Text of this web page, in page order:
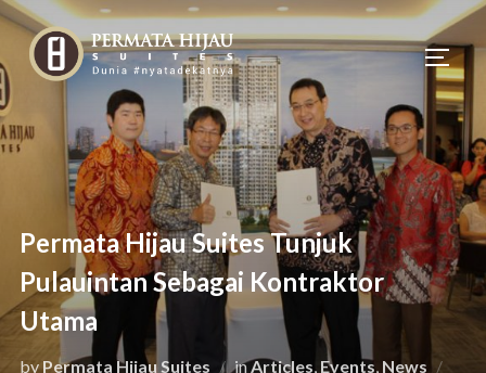
Skip
content
Permata Hijau Suites Tunjuk
Pulauintan Sebagai Kontraktor
Utama
byPermata Hijau Suites inArticles, Events, News